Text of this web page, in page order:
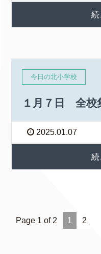
今日の北小学校
１月７日 全校
2025.01.07
Page 1 of 2 1 2